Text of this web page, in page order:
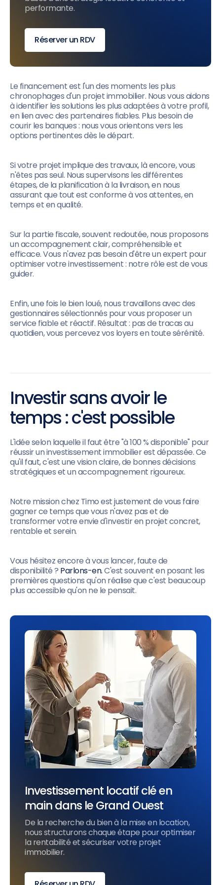
performante.
Réserver un RDV
Le financement est l'un des moments les plus
chronophages d'un projet immobilier. Nous vous aidons
à identifier les solutions les plus adaptées à votre profil,
en lien avec des partenaires fiables. Plus besoin de
courir les banques : nous vous orientons vers les
options pertinentes dès le départ.
Si votre projet implique des travaux, là encore, vous
n'êtes pas seul. Nous supervisons les différentes
étapes, de la planification à la livraison, en nous
assurant que tout est conforme à vos attentes, en
temps et en qualité.
Sur la partie fiscale, souvent redoutée, nous proposons
un accompagnement clair, compréhensible et
efficace. Vous n'avez pas besoin d'être un expert pour
optimiser votre investissement : notre rôle est de vous
guider.
Enfin, une fois le bien loué, nous travaillons avec des
gestionnaires sélectionnés pour vous proposer un
service fiable et réactif. Résultat : pas de tracas au
quotidien, vous percevez vos loyers en toute sérénité.
Investir sans avoir le
temps : c'est possible
L'idée selon laquelle il faut être "à 100 % disponible" pour
réussir un investissement immobilier est dépassée. Ce
qu'il faut, c'est une vision claire, de bonnes décisions
stratégiques et un accompagnement rigoureux.
Notre mission chez Timo est justement de vous faire
gagner ce temps que vous n'avez pas et de
transformer votre envie d'investir en projet concret,
rentable et serein.
Vous hésitez encore à vous lancer, faute de
disponibilité ? Parlons-en.C'est souvent en posant les
premières questions qu'on réalise que c'est beaucoup
plus accessible qu'on ne le pensait.
Investissement locatif clé en
main dans le Grand Ouest
De la recherche du bien à la mise en location,
nous structurons chaque étape pour optimiser
la rentabilité et sécuriser votre projet
immobilier.